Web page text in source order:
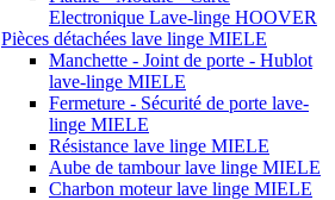
Electronique Lave-linge HOOVER
Pièces détachées lave linge MIELE
Manchette - Joint de porte - Hublot
lave-linge MIELE
Fermeture - Sécurité de porte lave-
linge MIELE
Résistance lave linge MIELE
Aube de tambour lave linge MIELE
Charbon moteur lave linge MIELE